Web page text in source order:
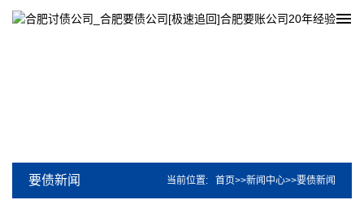
要债新闻 当前位置: 首页>>新闻中心>>要债新闻